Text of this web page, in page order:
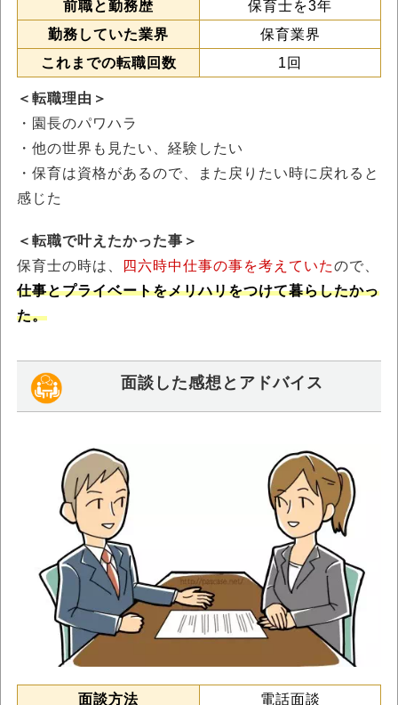
前職と勤務歴
保育士を3年
勤務していた業界
保育業界
これまでの転職回数
1回
＜転職理由＞
・園長のパワハラ
・他の世界も見たい、経験したい
・保育は資格があるので、また戻りたい時に戻れると
感じた
＜転職で叶えたかった事＞
保育士の時は、
四六時中仕事の事を考えていたので、
仕事とプライベートをメリハリをつけて暮らしたかっ
た。
面談した感想とアドバイス
面談方法
電話面談